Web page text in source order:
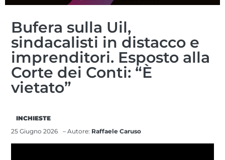
Bufera sulla Uil,
sindacalisti in distacco e
imprenditori. Esposto alla
Corte dei Conti: “È
vietato”
INCHIESTE
25 Giugno 2026
– Autore: Raffaele Caruso